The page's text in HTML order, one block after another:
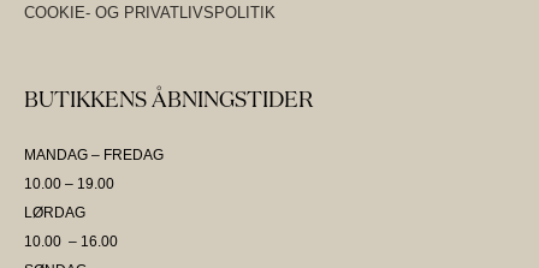
COOKIE- OG PRIVATLIVSPOLITIK
BUTIKKENS ÅBNINGSTIDER
MANDAG – FREDAG
10.00 – 19.00
LØRDAG
10.00 – 16.00